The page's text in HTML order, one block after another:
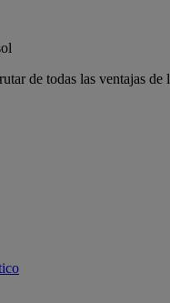
de todas las ventajas